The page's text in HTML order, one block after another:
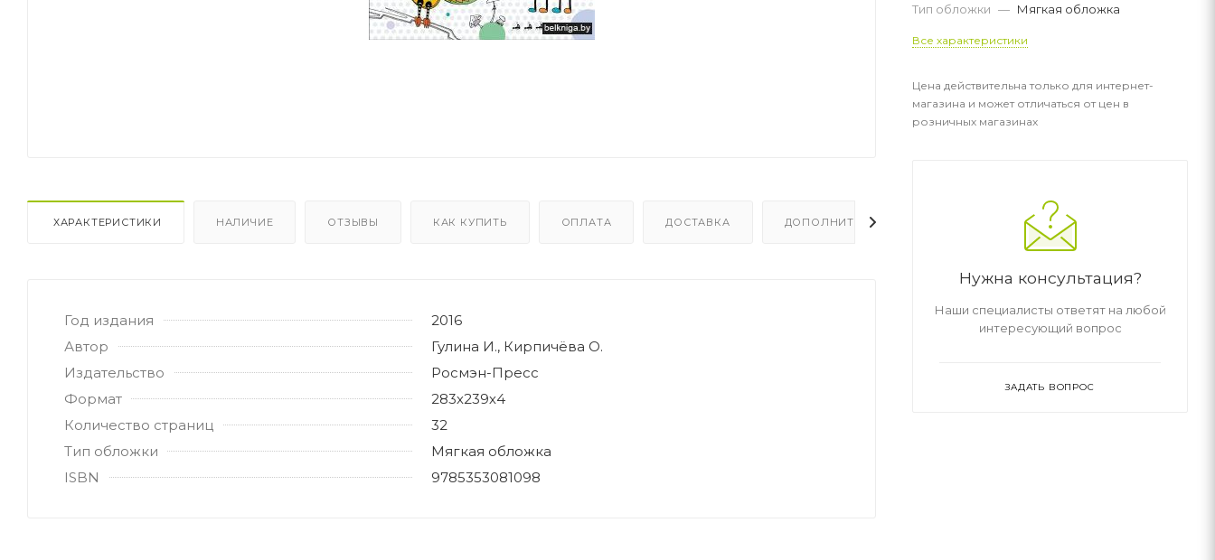
ХАРАКТЕРИСТИКИ НАЛИЧИЕ ОТЗЫВЫ КАК КУПИТЬ ОПЛАТА ДОСТАВКА ДОПОЛНИТЕЛЬНО
Год издания
2016
Автор
Гулина И., Кирпичёва О.
Издательство
Росмэн-Пресс
Формат
283х239х4
Количество страниц
32
Тип обложки
Мягкая обложка
ISBN
9785353081098
Тип обложки — Мягкая обложка
Все характеристики
Цена действительна только для интернет-
магазина и может отличаться от цен в
розничных магазинах
Нужна консультация?
Наши специалисты ответят на любой
интересующий вопрос
ЗАДАТЬ ВОПРОС